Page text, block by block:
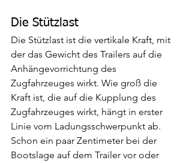
Die Stützlast
Die Stützlast ist die vertikale Kraft, mit
der das Gewicht des Trailers auf die
Anhängevorrichtung des
Zugfahrzeuges wirkt. Wie groß die
Kraft ist, die auf die Kupplung des
Zugfahrzeuges wirkt, hängt in erster
Linie vom Ladungsschwerpunkt ab.
Schon ein paar Zentimeter bei der
Bootslage auf dem Trailer vor oder